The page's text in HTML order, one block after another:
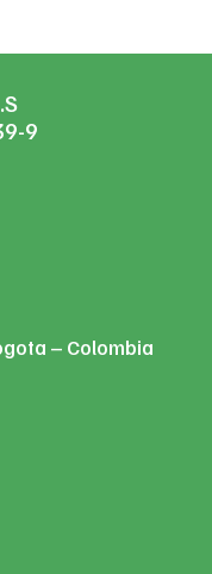
9
– Colombia